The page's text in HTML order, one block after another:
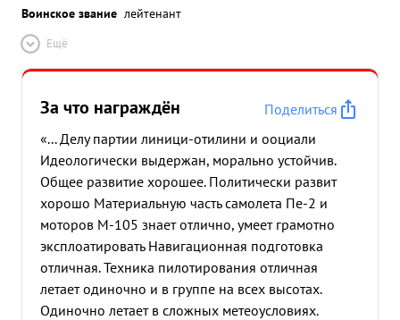
Воинское звание лейтенант
Ещё
За что награждён
Поделиться
«... Делу партии линици-отилини и ооциали
Идеологически выдержан, морально устойчив.
Общее развитие хорошее. Политически развит
хорошо Материальную часть самолета Пе-2 и
моторов М-105 знает отлично, умеет грамотно
эксплоатировать Навигационная подготовка
отличная. Техника пилотирования отличная
летает одиночно и в группе на всех высотах.
Одиночно летает в сложных метеоусловиях.